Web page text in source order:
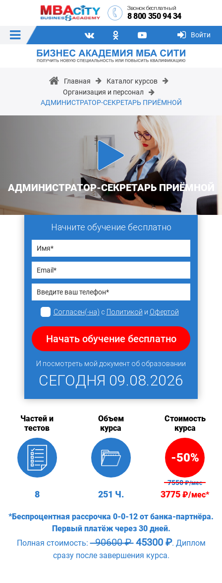
Звонок бесплатный
8 800 350 94 34
Войти
Главная
Каталог курсов
Организация и персонал
АДМИНИСТРАТОР-СЕКРЕТАРЬ ПРИЁМНОЙ
АДМИНИСТРАТОР-СЕКРЕТАРЬ ПРИЁМНОЙ
Начните обучение бесплатно
Согласен(-на) с Политикой и Офертой
Начать обучение бесплатно
И посмотреть мой документ об образовании
СЕГОДНЯ 09.08.2026
Частей и
тестов
8
Объем
курса
251 Ч.
Стоимость
курса
-50%
7550₽/мес
3775₽/мес*
*Беспроцентная рассрочка 0-0-12 от банка-партнёра.
Первый платёж через 30 дней.
Полная стоимость:90600 ₽45300 ₽. Диплом
сразу после завершения курса.